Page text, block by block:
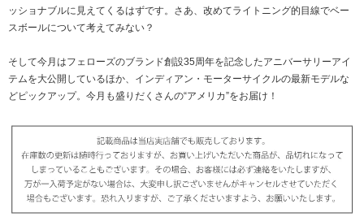
ッショナブルに見えてくるはずです。さあ、改めてライトニング的目線でベー
スボールについて考えてみない？
そして今月はフェローズのブランド創設35周年を記念したアニバーサリーアイ
テムを大公開しているほか、インディアン・モーターサイクルの最新モデルな
どピックアップ。今月も盛りだくさんの“アメリカ”をお届け！